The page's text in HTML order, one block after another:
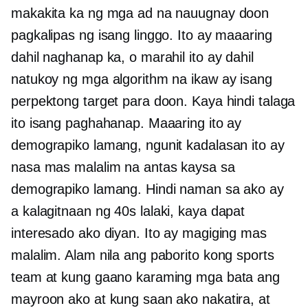
makakita ka ng mga ad na nauugnay doon
pagkalipas ng isang linggo. Ito ay maaaring
dahil naghanap ka, o marahil ito ay dahil
natukoy ng mga algorithm na ikaw ay isang
perpektong target para doon. Kaya hindi talaga
ito isang paghahanap. Maaaring ito ay
demograpiko lamang, ngunit kadalasan ito ay
nasa mas malalim na antas kaysa sa
demograpiko lamang. Hindi naman sa ako ay
a kalagitnaan ng 40s lalaki, kaya dapat
interesado ako diyan. Ito ay magiging mas
malalim. Alam nila ang paborito kong sports
team at kung gaano karaming mga bata ang
mayroon ako at kung saan ako nakatira, at